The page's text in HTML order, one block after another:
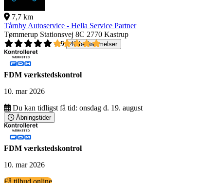
7,7 km
Tårnby Autoservice - Hella Service Partner
Tømmerup Stationsvej 8C 2770 Kastrup
4,9
40 bedømmelser
FDM værkstedskontrol
10. mar 2026
Du kan tidligst få tid: onsdag d. 19. august
Åbningstider
FDM værkstedskontrol
10. mar 2026